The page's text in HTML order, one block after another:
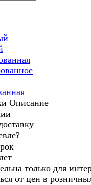
Описание
только для
от цен в